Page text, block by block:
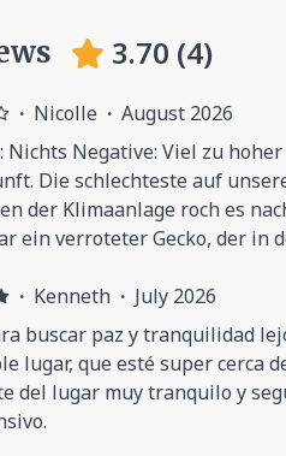
3.70 (4)
· Nicolle · August 2026
Nichts Negative: Viel zu
Die schlechteste auf
der Klimaanlage roch es
ein verroteter Gecko, der in
Ich habe erstmal die
entfernt. Am
Am Bettgestell befindliche
abgedreht und dadurch
Die Fotos von Mini-
Filter geschönt. Uns hat
· Kenneth · July 2026
buscar paz y tranquilidad
lugar, que esté super cerca
del lugar muy tranquilo y